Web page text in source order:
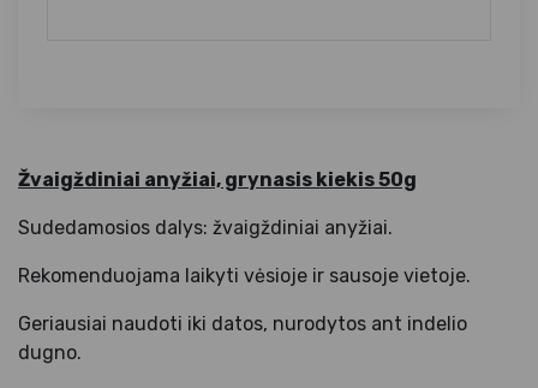
Žvaigždiniai anyžiai, grynasis kiekis 50g
Sudedamosios dalys: žvaigždiniai anyžiai.
Rekomenduojama laikyti vėsioje ir sausoje vietoje.
Geriausiai naudoti iki datos, nurodytos ant indelio
dugno.